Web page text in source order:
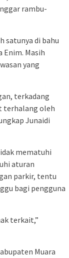
rambu-
satunya di bahu
Enim. Masih
yang
terkadang
terhalang oleh
Junaidi
mematuhi
aturan
parkir, tentu
bagi pengguna
terkait,”
Muara